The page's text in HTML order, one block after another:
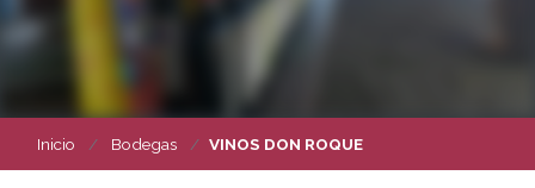
Inicio Bodegas VINOS DON ROQUE